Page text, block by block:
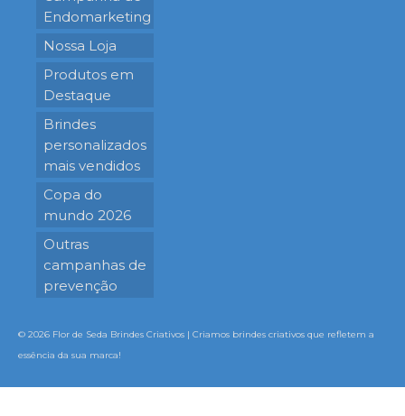
Endomarketing
Nossa Loja
Produtos em
Destaque
Brindes
personalizados
mais vendidos
Copa do
mundo 2026
Outras
campanhas de
prevenção
© 2026 Flor de Seda Brindes Criativos | Criamos brindes criativos que refletem a
essência da sua marca!